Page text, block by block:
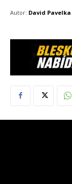
Autor: David Pavelka